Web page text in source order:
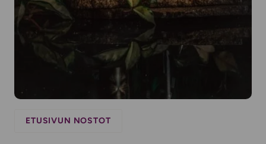
ETUSIVUN NOSTOT